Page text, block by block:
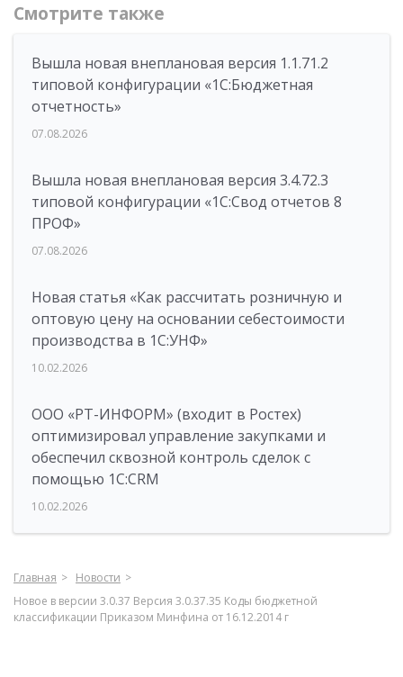
Смотрите также
Вышла новая внеплановая версия 1.1.71.2
типовой конфигурации «1C:Бюджетная
отчетность»
07.08.2026
Вышла новая внеплановая версия 3.4.72.3
типовой конфигурации «1C:Свод отчетов 8
ПРОФ»
07.08.2026
Новая статья «Как рассчитать розничную и
оптовую цену на основании себестоимости
производства в 1С:УНФ»
10.02.2026
ООО «РТ-ИНФОРМ» (входит в Ростех)
оптимизировал управление закупками и
обеспечил сквозной контроль сделок с
помощью 1С:CRM
10.02.2026
Главная
Новости
Новое в версии 3.0.37 Версия 3.0.37.35 Коды бюджетной
классификации Приказом Минфина от 16.12.2014 г